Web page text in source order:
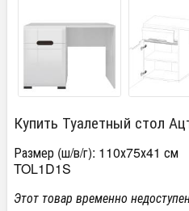
Купить Туалетный стол
Размер (ш/в/г): 110х75х41 см
TOL1D1S
Этот товар временно